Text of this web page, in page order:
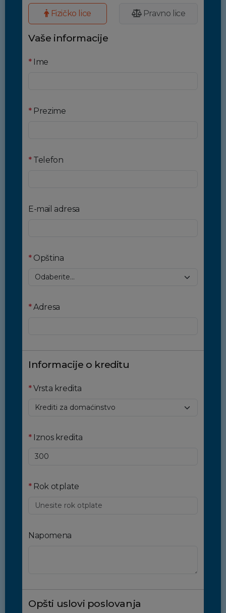
Fizičko lice Pravno lice
Vaše informacije
*Ime
*Prezime
*Telefon
E-mail adresa
*Opština
*Adresa
Informacije o kreditu
*Vrsta kredita
*Iznos kredita
*Rok otplate
Napomena
Opšti uslovi poslovanja